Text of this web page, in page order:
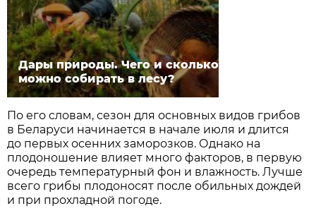
Дары природы. Чего и сколько
можно собирать в лесу?
По его словам, сезон для основных видов грибов
в Беларуси начинается в начале июля и длится
до первых осенних заморозков. Однако на
плодоношение влияет много факторов, в первую
очередь температурный фон и влажность. Лучше
всего грибы плодоносят после обильных дождей
и при прохладной погоде.